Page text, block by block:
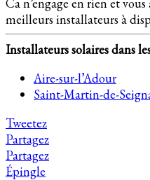
meilleurs installateurs à
Installateurs solaires dans
Aire-sur-l’Adour
Saint-Martin-de-
Tweetez
Partagez
Partagez
Épingle